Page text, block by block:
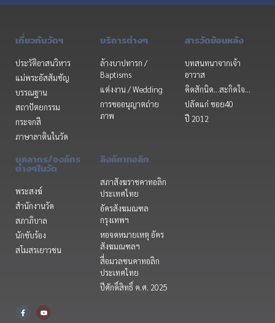
เกี่ยวกับวัดฯ
ประวัติอาสนวิหาร
แม่พระอัสสัมชัญ
บรรณฐาน
สถาปัตยกรรม
กระจกสี
ภาษาลาตินในวัด
บริการต่างๆ
ล้างบาปทารก /
Baptisms
แต่งงาน / Wedding
การขออนุญาตถ่าย
ภาพ
สารวัดย้อนหลัง
บทสนทนาจากเจ้า
อาวาส
คิดสักนิด...สะกิดใจ...
ปลัดแก่ ซอย40
ปี 2012
บุคลากร/องค์กร
ต่างๆในวัด
พระสงฆ์
สำนักงานวัด
สภาภิบาล
นักขับร้อง
สโมสรเยาวชน
ลิงค์คาทอลิก
สภาสังฆราชคาทอลิก
ประเทศไทย
อัครสังฆมณฑล
กรุงเทพฯ
หอจดหมายเหตุ อัคร
สังฆมณฑลฯ
สื่อมวลชนคาทอลิก
ประเทศไทย
ปีศักดิ์สิทธิ์ ค.ศ. 2025